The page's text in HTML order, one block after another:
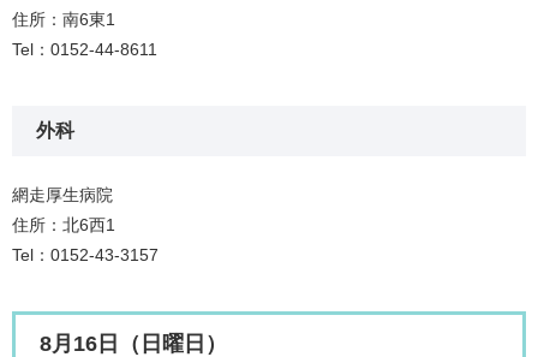
住所：南6東1
Tel：0152-44-8611
外科
網走厚生病院
住所：北6西1
Tel：0152-43-3157
8月16日（日曜日）